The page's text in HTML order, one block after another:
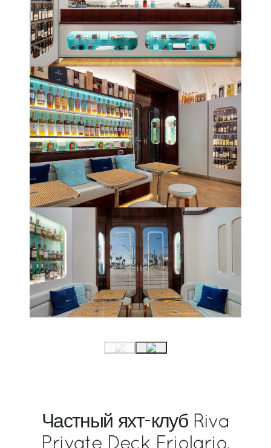
Частный яхт-клуб Riva
Private Deck Eriolario,